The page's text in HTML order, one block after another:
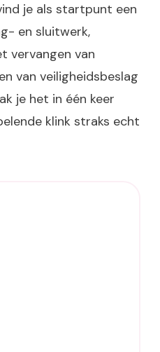
je als startpunt een
en sluitwerk,
vervangen van
van veiligheidsbeslag
je het in één keer
klink straks echt